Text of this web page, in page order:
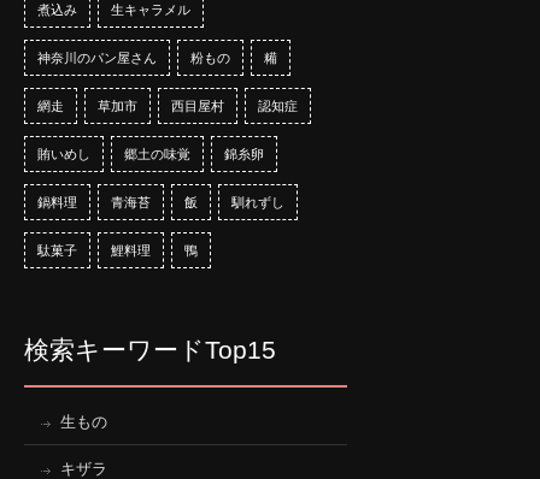
煮込み 生キャラメル
神奈川のパン屋さん 粉もの 糒
網走 草加市 西目屋村 認知症
賄いめし 郷土の味覚 錦糸卵
鍋料理 青海苔 飯 馴れずし
駄菓子 鯉料理 鴨
検索キーワードTop15
生もの
キザラ